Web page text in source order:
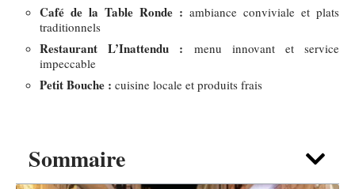
Sommaire
Café de la Table Ronde : ambiance conviviale et plats
traditionnels
Restaurant L’Inattendu : menu innovant et service
impeccable
Petit Bouche : cuisine locale et produits frais